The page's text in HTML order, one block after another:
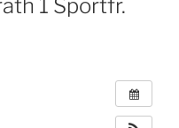
1 Sportfr.